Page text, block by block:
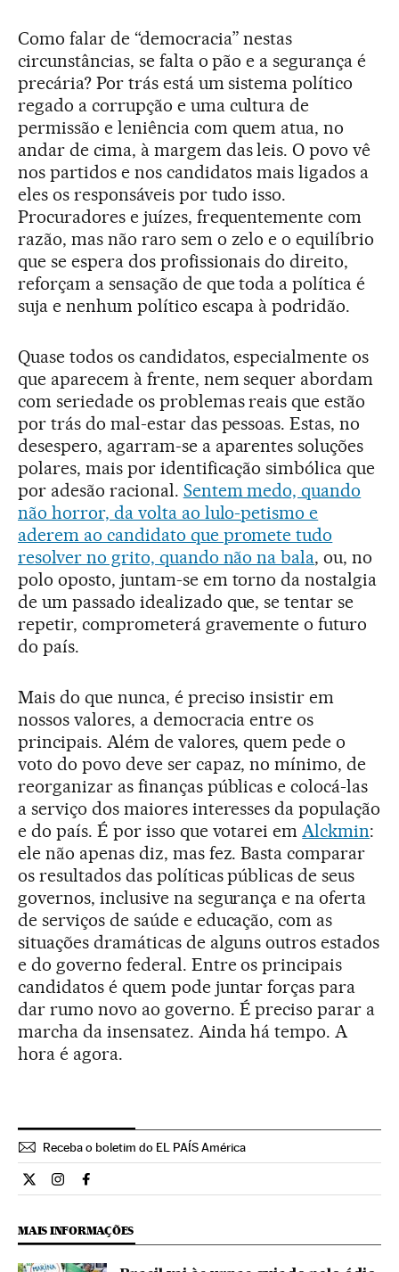
Como falar de “democracia” nestas
circunstâncias, se falta o pão e a segurança é
precária? Por trás está um sistema político
regado a corrupção e uma cultura de
permissão e leniência com quem atua, no
andar de cima, à margem das leis. O povo vê
nos partidos e nos candidatos mais ligados a
eles os responsáveis por tudo isso.
Procuradores e juízes, frequentemente com
razão, mas não raro sem o zelo e o equilíbrio
que se espera dos profissionais do direito,
reforçam a sensação de que toda a política é
suja e nenhum político escapa à podridão.
Quase todos os candidatos, especialmente os
que aparecem à frente, nem sequer abordam
com seriedade os problemas reais que estão
por trás do mal-estar das pessoas. Estas, no
desespero, agarram-se a aparentes soluções
polares, mais por identificação simbólica que
por adesão racional. Sentem medo, quando
não horror, da volta ao lulo-petismo e
aderem ao candidato que promete tudo
resolver no grito, quando não na bala, ou, no
polo oposto, juntam-se em torno da nostalgia
de um passado idealizado que, se tentar se
repetir, comprometerá gravemente o futuro
do país.
Mais do que nunca, é preciso insistir em
nossos valores, a democracia entre os
principais. Além de valores, quem pede o
voto do povo deve ser capaz, no mínimo, de
reorganizar as finanças públicas e colocá-las
a serviço dos maiores interesses da população
e do país. É por isso que votarei emAlckmin:
ele não apenas diz, mas fez. Basta comparar
os resultados das políticas públicas de seus
governos, inclusive na segurança e na oferta
de serviços de saúde e educação, com as
situações dramáticas de alguns outros estados
e do governo federal. Entre os principais
candidatos é quem pode juntar forças para
dar rumo novo ao governo. É preciso parar a
marcha da insensatez. Ainda há tempo. A
hora é agora.
Receba o boletim do EL PAÍS América
Opiniao El País Brasil en Twitter
Opiniao El País Brasil en Instagram
Opiniao El País Brasil en Facebook
MAIS INFORMAÇÕES